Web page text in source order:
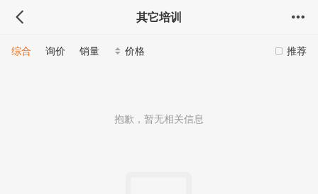
其它培训
推荐
综合 询价 销量 价格
抱歉，暂无相关信息